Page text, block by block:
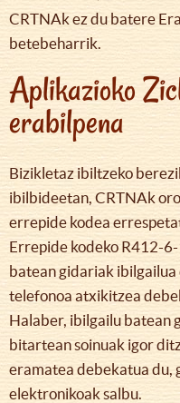
CRTNAk ez du batere
betebeharrik.
Aplikazioko
erabilpena
Bizikletaz ibiltzeko
ibilbideetan, CRTNAk
errepide kodea
Errepide kodeko R412-
batean gidariak
telefonoa atxikitzea
Halaber, ibilgailu batean
bitartean soinuak igor
eramatea debekatua du,
elektronikoak salbu.